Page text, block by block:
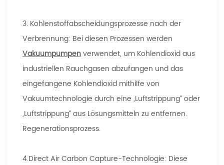
3. Kohlenstoffabscheidungsprozesse nach der
Verbrennung: Bei diesen Prozessen werden
Vakuumpumpenverwendet, um Kohlendioxid aus
industriellen Rauchgasen abzufangen und das
eingefangene Kohlendioxid mithilfe von
Vakuumtechnologie durch eine „Luftstrippung“ oder
„Luftstrippung“ aus Lösungsmitteln zu entfernen.
Regenerationsprozess.
4.Direct Air Carbon Capture-Technologie: Diese